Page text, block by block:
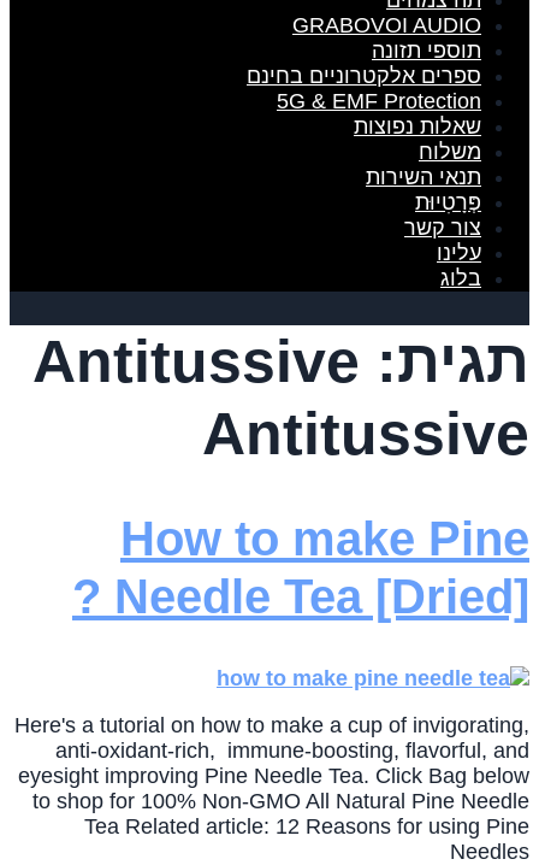
GRABOVOI AUDIO
תוספי תזונה
ספרים אלקטרוניים בחינם
5G & EMF Protection
שאלות נפוצות
משלוח
תנאי השירות
פְּרָטִיוּת
צור קשר
עלינו
בלוג
תגית: Antitussive
Antitussive
How to make Pine
Needle Tea [Dried] ?
Here's a tutorial on how to make a cup of invigorating,
anti-oxidant-rich, immune-boosting, flavorful, and
eyesight improving Pine Needle Tea. Click Bag below
to shop for 100% Non-GMO All Natural Pine Needle
Tea Related article: 12 Reasons for using Pine
Needles